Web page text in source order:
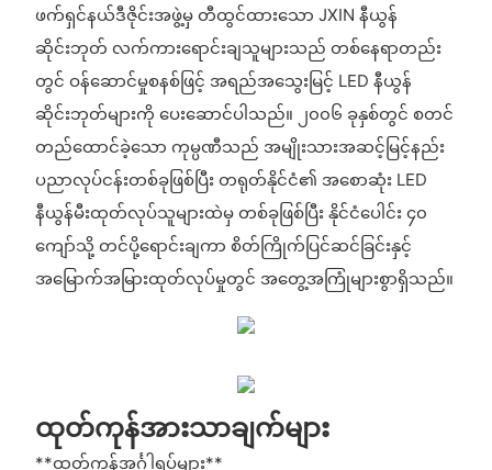
ဖက်ရှင်နယ်ဒီဇိုင်းအဖွဲ့မှ တီထွင်ထားသော JXIN နီယွန်
ဆိုင်းဘုတ် လက်ကားရောင်းချသူများသည် တစ်နေရာတည်း
တွင် ဝန်ဆောင်မှုစနစ်ဖြင့် အရည်အသွေးမြင့် LED နီယွန်
ဆိုင်းဘုတ်များကို ပေးဆောင်ပါသည်။ ၂၀၀၆ ခုနှစ်တွင် စတင်
တည်ထောင်ခဲ့သော ကုမ္ပဏီသည် အမျိုးသားအဆင့်မြင့်နည်း
ပညာလုပ်ငန်းတစ်ခုဖြစ်ပြီး တရုတ်နိုင်ငံ၏ အစောဆုံး LED
နီယွန်မီးထုတ်လုပ်သူများထဲမှ တစ်ခုဖြစ်ပြီး နိုင်ငံပေါင်း ၄၀
ကျော်သို့ တင်ပို့ရောင်းချကာ စိတ်ကြိုက်ပြင်ဆင်ခြင်းနှင့်
အမြောက်အမြားထုတ်လုပ်မှုတွင် အတွေ့အကြုံများစွာရှိသည်။
ထုတ်ကုန်အားသာချက်များ
**ထုတ်ကုန်အင်္ဂါရပ်များ**